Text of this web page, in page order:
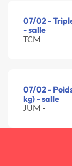
07/02 -
- salle
TCM -
07/02 -
kg) - salle
JUM -